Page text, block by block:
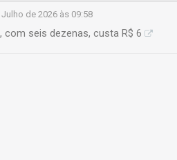
de 2026 às 09:58
com seis dezenas, custa R$ 6